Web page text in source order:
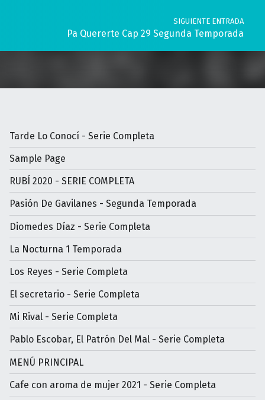
SIGUIENTE ENTRADA
Pa Quererte Cap 29 Segunda Temporada
Tarde Lo Conocí - Serie Completa
Sample Page
RUBÍ 2020 - SERIE COMPLETA
Pasión De Gavilanes - Segunda Temporada
Diomedes Díaz - Serie Completa
La Nocturna 1 Temporada
Los Reyes - Serie Completa
El secretario - Serie Completa
Mi Rival - Serie Completa
Pablo Escobar, El Patrón Del Mal - Serie Completa
MENÚ PRINCIPAL
Cafe con aroma de mujer 2021 - Serie Completa